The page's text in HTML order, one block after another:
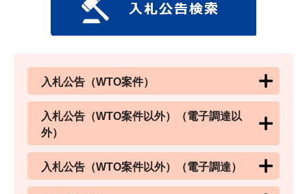
入札公告（WTO案件）
入札公告（WTO案件以外）（電子調達以
外）
入札公告（WTO案件以外）（電子調達）